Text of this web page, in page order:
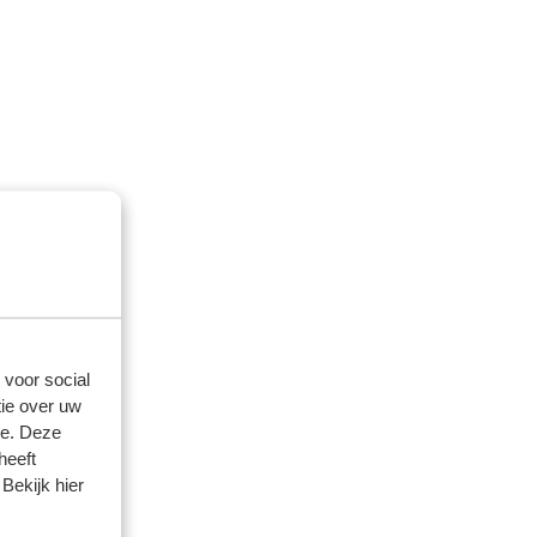
voor social
over uw
Deze
hier